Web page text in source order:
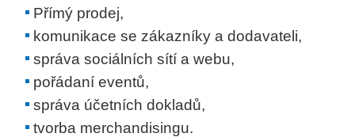
Přímý prodej,
komunikace se zákazníky a dodavateli,
správa sociálních sítí a webu,
pořádaní eventů,
správa účetních dokladů,
tvorba merchandisingu.